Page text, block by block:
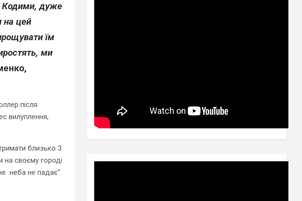
Кодими, дуже
на цей
їм
ми
після
вилуплення,
близько 3
на своєму городі
неба не падає”.